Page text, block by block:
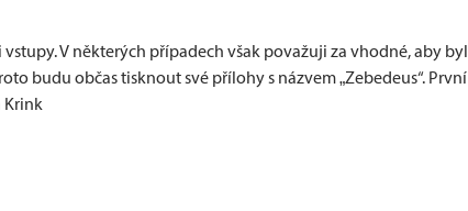
V některých případech však považuji za vhodné, aby byl
budu občas tisknout své přílohy s názvem „Zebedeus“. První
Krink